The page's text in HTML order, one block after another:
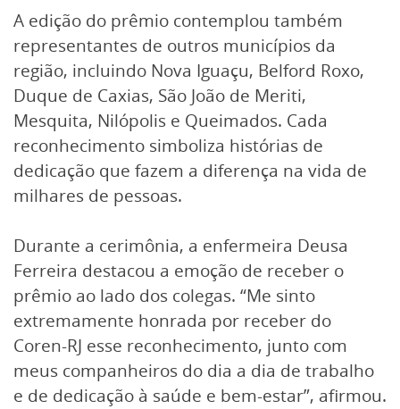
A edição do prêmio contemplou também
representantes de outros municípios da
região, incluindo Nova Iguaçu, Belford Roxo,
Duque de Caxias, São João de Meriti,
Mesquita, Nilópolis e Queimados. Cada
reconhecimento simboliza histórias de
dedicação que fazem a diferença na vida de
milhares de pessoas.
Durante a cerimônia, a enfermeira Deusa
Ferreira destacou a emoção de receber o
prêmio ao lado dos colegas. “Me sinto
extremamente honrada por receber do
Coren-RJ esse reconhecimento, junto com
meus companheiros do dia a dia de trabalho
e de dedicação à saúde e bem-estar”, afirmou.